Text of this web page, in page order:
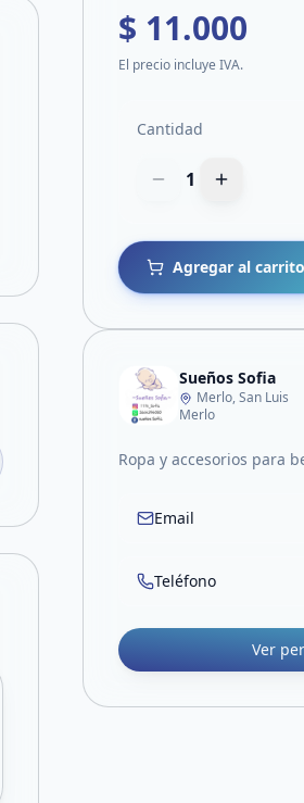
$ 11.000
El precio incluye IVA.
Cantidad
1
Agregar al carrito
Sueños Sofia
Merlo, San Luis
Merlo
Ropa y accesorios para
Email
Teléfono
Ver